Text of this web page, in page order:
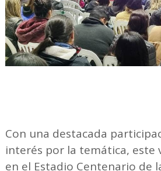
Con una destacada
interés por la temática, este
en el Estadio Centenario de